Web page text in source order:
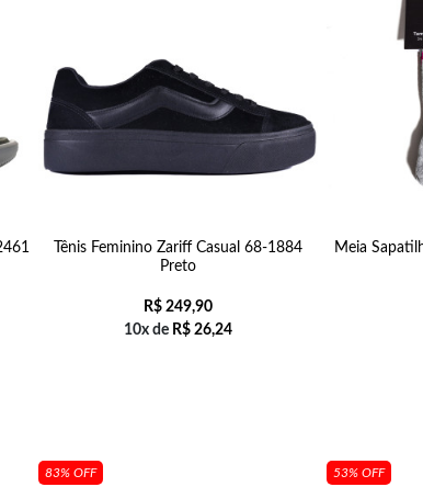
Tênis Feminino Zariff Casual 68-1884
Preto
R$ 249,90
10x de R$ 26,24
Meia
83% OFF 53% OFF